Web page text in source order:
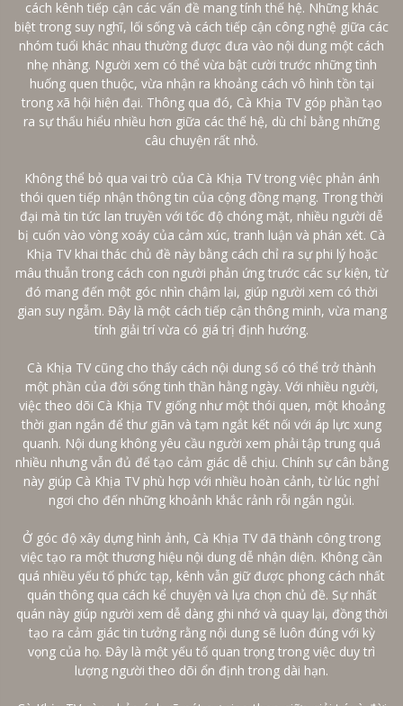
cách kênh tiếp cận các vấn đề mang tính thế hệ. Những khác
biệt trong suy nghĩ, lối sống và cách tiếp cận công nghệ giữa các
nhóm tuổi khác nhau thường được đưa vào nội dung một cách
nhẹ nhàng. Người xem có thể vừa bật cười trước những tình
huống quen thuộc, vừa nhận ra khoảng cách vô hình tồn tại
trong xã hội hiện đại. Thông qua đó, Cà Khịa TV góp phần tạo
ra sự thấu hiểu nhiều hơn giữa các thế hệ, dù chỉ bằng những
câu chuyện rất nhỏ.
Không thể bỏ qua vai trò của Cà Khịa TV trong việc phản ánh
thói quen tiếp nhận thông tin của cộng đồng mạng. Trong thời
đại mà tin tức lan truyền với tốc độ chóng mặt, nhiều người dễ
bị cuốn vào vòng xoáy của cảm xúc, tranh luận và phán xét. Cà
Khịa TV khai thác chủ đề này bằng cách chỉ ra sự phi lý hoặc
mâu thuẫn trong cách con người phản ứng trước các sự kiện, từ
đó mang đến một góc nhìn chậm lại, giúp người xem có thời
gian suy ngẫm. Đây là một cách tiếp cận thông minh, vừa mang
tính giải trí vừa có giá trị định hướng.
Cà Khịa TV cũng cho thấy cách nội dung số có thể trở thành
một phần của đời sống tinh thần hằng ngày. Với nhiều người,
việc theo dõi Cà Khịa TV giống như một thói quen, một khoảng
thời gian ngắn để thư giãn và tạm ngắt kết nối với áp lực xung
quanh. Nội dung không yêu cầu người xem phải tập trung quá
nhiều nhưng vẫn đủ để tạo cảm giác dễ chịu. Chính sự cân bằng
này giúp Cà Khịa TV phù hợp với nhiều hoàn cảnh, từ lúc nghỉ
ngơi cho đến những khoảnh khắc rảnh rỗi ngắn ngủi.
Ở góc độ xây dựng hình ảnh, Cà Khịa TV đã thành công trong
việc tạo ra một thương hiệu nội dung dễ nhận diện. Không cần
quá nhiều yếu tố phức tạp, kênh vẫn giữ được phong cách nhất
quán thông qua cách kể chuyện và lựa chọn chủ đề. Sự nhất
quán này giúp người xem dễ dàng ghi nhớ và quay lại, đồng thời
tạo ra cảm giác tin tưởng rằng nội dung sẽ luôn đúng với kỳ
vọng của họ. Đây là một yếu tố quan trọng trong việc duy trì
lượng người theo dõi ổn định trong dài hạn.